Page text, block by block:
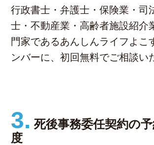
行政書士・弁護士・保険業・司
士・不動産業・高齢者施設紹介
門家であるあんしんライフよこ
ンバーに、初回無料でご相談い
3. 死後事務委任契約の
度